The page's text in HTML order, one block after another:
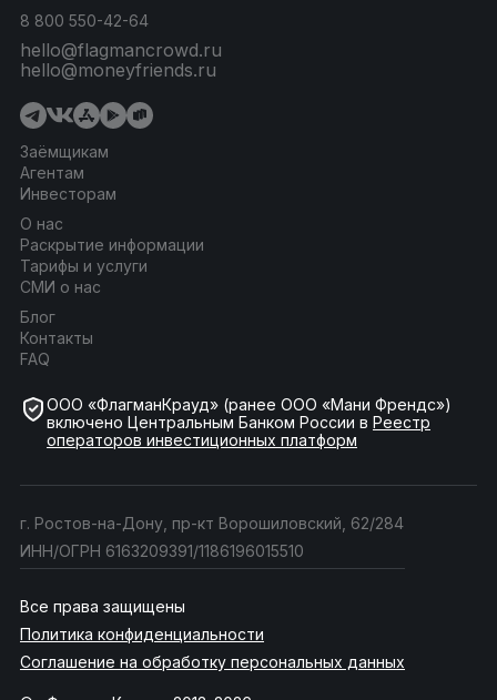
Заёмщикам
Агентам
Инвесторам
О нас
Раскрытие информации
Тарифы и услуги
СМИ о нас
Блог
Контакты
FAQ
8 800 550-42-64
hello@flagmancrowd.ru
hello@moneyfriends.ru
ООО «ФлагманКрауд» (ранее ООО «Мани Френдс»)
включено Центральным Банком России в Реестр
операторов инвестиционных платформ
г. Ростов-на-Дону, пр-кт Ворошиловский, 62/284
ИНН/ОГРН 6163209391/1186196015510
Все права защищены
Политика конфиденциальности
Соглашение на обработку персональных данных